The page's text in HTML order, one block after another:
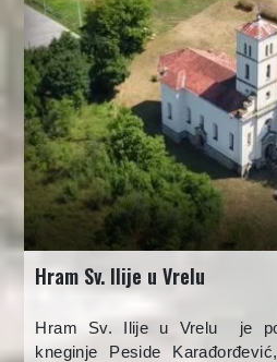
Hram Sv. Ilije u Vrelu
Hram Sv. Ilije u Vrelu je
kneginje Peside